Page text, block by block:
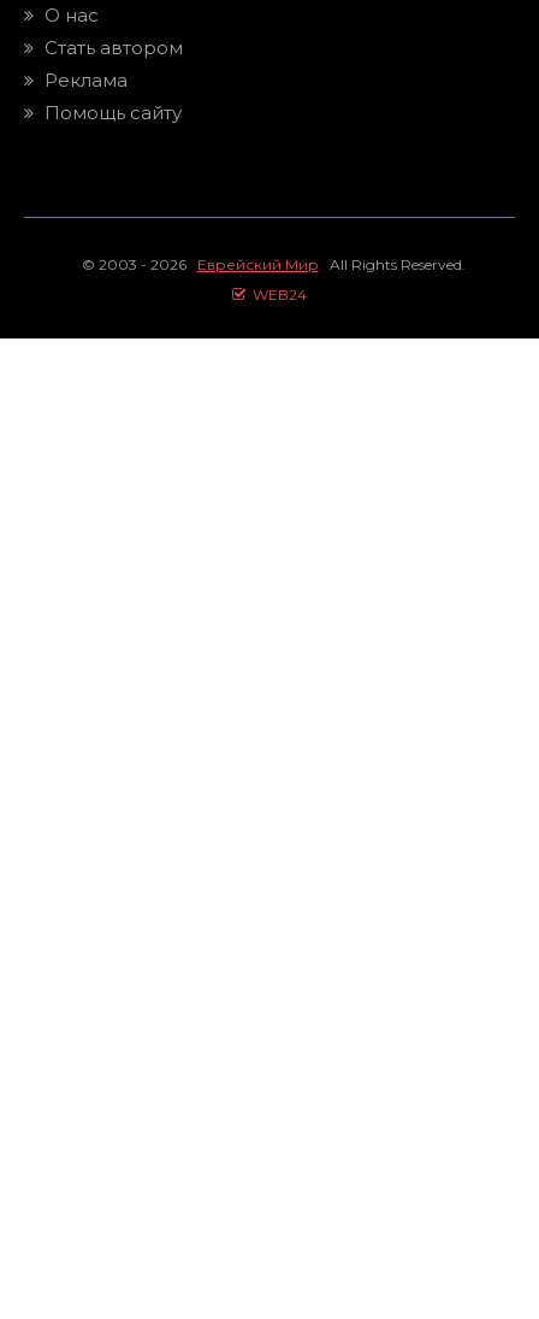
О нас
Стать автором
Реклама
Помощь сайту
© 2003 - 2026 Еврейский Мир All Rights Reserved.
WEB24